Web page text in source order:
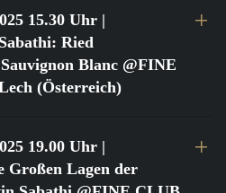
15.30 Uhr |
Ried
Blanc @FINE
(Österreich)
19.00 Uhr |
Großen Lagen der